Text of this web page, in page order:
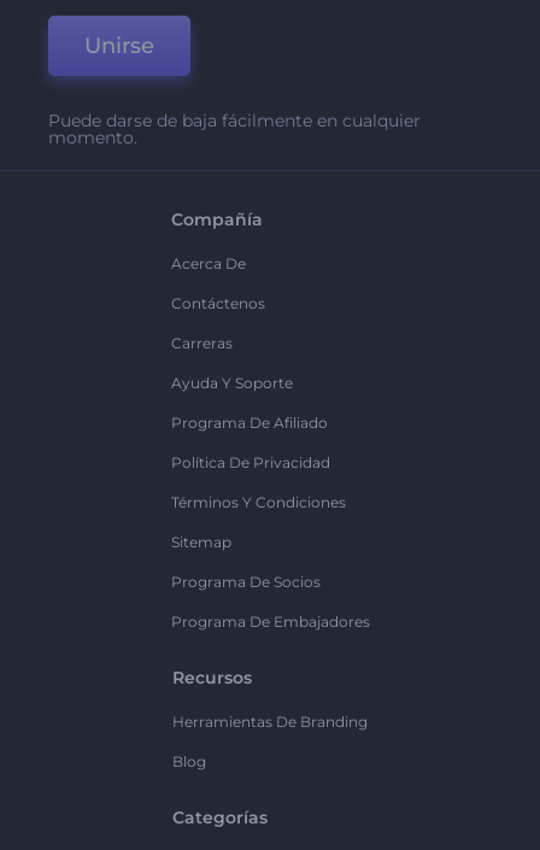
Unirse
Puede darse de baja fácilmente en cualquier
momento.
Compañía
Acerca De
Contáctenos
Carreras
Ayuda Y Soporte
Programa De Afiliado
Política De Privacidad
Términos Y Condiciones
Sitemap
Programa De Socios
Programa De Embajadores
Recursos
Herramientas De Branding
Blog
Categorías